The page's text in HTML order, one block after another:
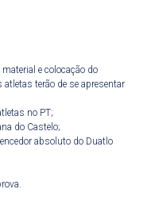
e colocação do
terão de se apresentar
no PT;
do Castelo;
absoluto do Duatlo